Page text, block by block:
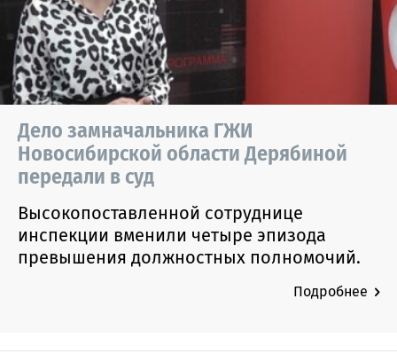
Дело замначальника ГЖИ
Новосибирской области Дерябиной
передали в суд
Высокопоставленной сотруднице
инспекции вменили четыре эпизода
превышения должностных полномочий.
Подробнее